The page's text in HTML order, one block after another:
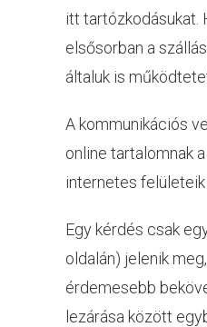
itt tartózkodásukat.
elsősorban a
általuk is
A kommunikációs
online tartalomnak
internetes felületeik
Egy kérdés csak
oldalán) jelenik
érdemesebb
lezárása között